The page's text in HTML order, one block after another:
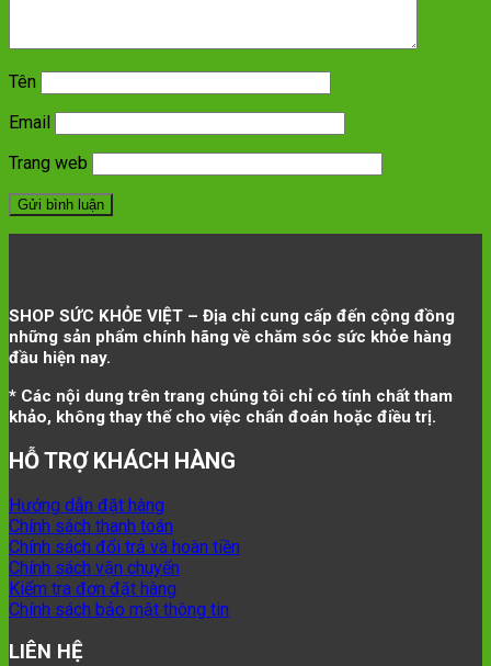
Tên
Email
Trang web
SHOP SỨC KHỎE VIỆT – Địa chỉ cung cấp đến cộng đồng
những sản phẩm chính hãng về chăm sóc sức khỏe hàng
đầu hiện nay.
* Các nội dung trên trang chúng tôi chỉ có tính chất tham
khảo, không thay thế cho việc chẩn đoán hoặc điều trị.
HỖ TRỢ KHÁCH HÀNG
Hướng dẫn đặt hàng
Chính sách thanh toán
Chính sách đổi trả và hoàn tiền
Chính sách vận chuyển
Kiểm tra đơn đặt hàng
Chính sách bảo mật thông tin
LIÊN HỆ